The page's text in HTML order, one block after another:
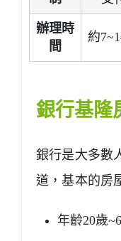
辦理時
間
約
銀行基隆
銀行是大多數
道，基本的房
年齡20歲